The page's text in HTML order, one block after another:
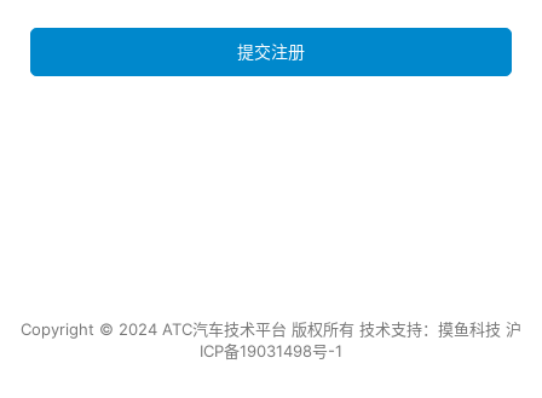
提交注册
Copyright © 2024 ATC汽车技术平台 版权所有 技术支持： 摸鱼科技 沪
ICP备19031498号-1